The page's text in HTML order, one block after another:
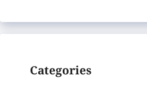
Categories